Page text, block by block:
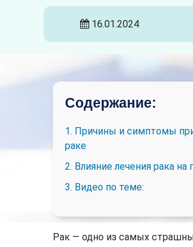
16.01.2024
Содержание:
1. Причины и симптомы
раке
2. Влияние лечения рака на
3. Видео по теме:
Рак — одно из самых